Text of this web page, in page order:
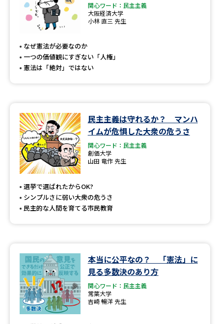
特定商取引表記
テレメール進学カタログ
訂正のご案内
関心ワード：民主主義
大阪経済大学
小林 直三 先生
なぜ憲法が必要なのか
一つの価値観にすぎない「人権」
憲法は「絶対」ではない
民主主義は守れるか？ マンハ
イムが危惧した大衆の危うさ
関心ワード：民主主義
創価大学
山田 竜作 先生
選挙で選ばれたからOK?
シンプルさに弱い大衆の危うさ
民主的な人間を育てる市民教育
本当に公平なの？ 「憲法」に
見る多数決のあり方
関心ワード：民主主義
常葉大学
吉崎 暢洋 先生